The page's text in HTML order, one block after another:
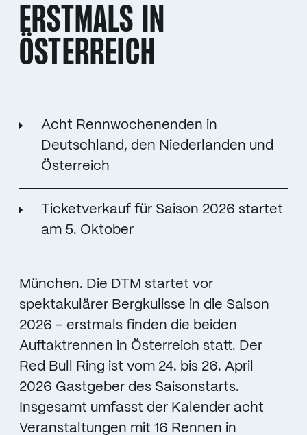
ERSTMALS IN
ÖSTERREICH
Acht Rennwochenenden in
Deutschland, den Niederlanden und
Österreich
Ticketverkauf für Saison 2026 startet
am 5. Oktober
München. Die DTM startet vor
spektakulärer Bergkulisse in die Saison
2026 – erstmals finden die beiden
Auftaktrennen in Österreich statt. Der
Red Bull Ring ist vom 24. bis 26. April
2026 Gastgeber des Saisonstarts.
Insgesamt umfasst der Kalender acht
Veranstaltungen mit 16 Rennen in